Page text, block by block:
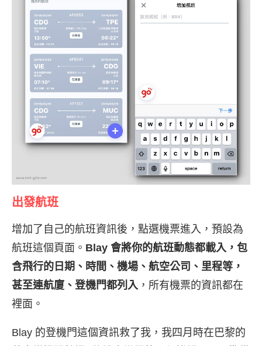
出發航班
增加了自己的航班資訊後，點選機票進入，預設為
航班這個頁面。 Blay 會將你的航班動態都載入，包
含飛行的日期、時間、機場、航空公司、里程等，
甚至連航廈、登機門都列入 ，所有機票的資訊都在
裡面。
Blay 的登機門這個資訊救了我，我四月時在巴黎的